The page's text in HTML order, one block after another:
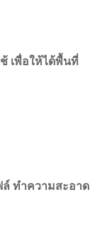
เพื่อให้ได้พื้นที่
ล์ ทำความสะอาด